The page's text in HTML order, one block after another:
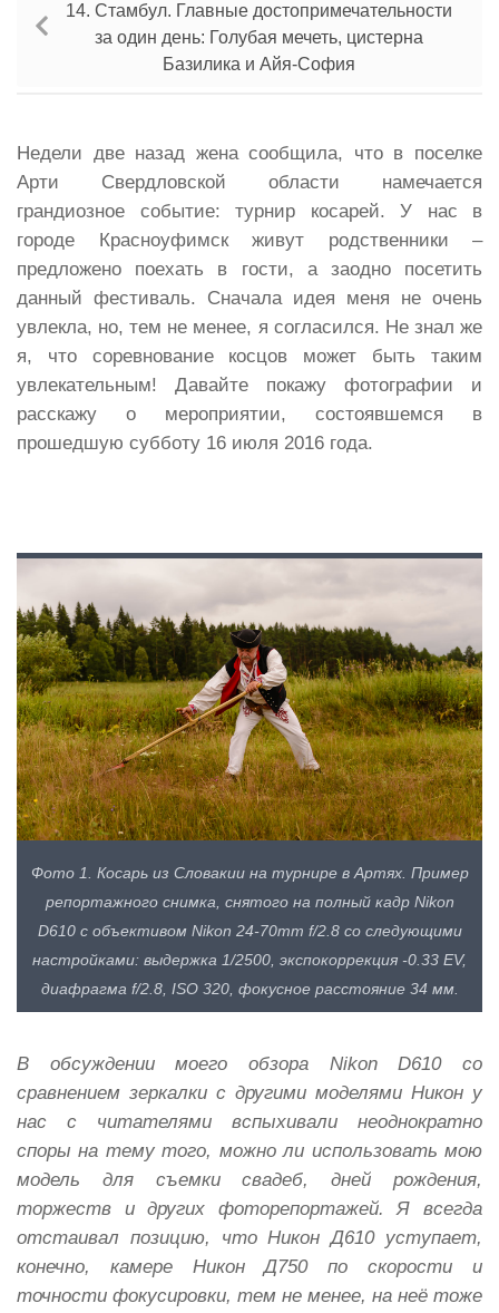
14. Стамбул. Главные достопримечательности
за один день: Голубая мечеть, цистерна
Базилика и Айя-София
Недели две назад жена сообщила, что в поселке
Арти Свердловской области намечается
грандиозное событие: турнир косарей. У нас в
городе Красноуфимск живут родственники –
предложено поехать в гости, а заодно посетить
данный фестиваль. Сначала идея меня не очень
увлекла, но, тем не менее, я согласился. Не знал же
я, что соревнование косцов может быть таким
увлекательным! Давайте покажу фотографии и
расскажу о мероприятии, состоявшемся в
прошедшую субботу 16 июля 2016 года.
Фото 1. Косарь из Словакии на турнире в Артях. Пример
репортажного снимка, снятого на полный кадр Nikon
D610 с объективом Nikon 24-70mm f/2.8 со следующими
настройками: выдержка 1/2500, экспокоррекция -0.33 EV,
диафрагма f/2.8, ISO 320, фокусное расстояние 34 мм.
В обсуждении моего обзора Nikon D610 со
сравнением зеркалки с другими моделями Никон у
нас с читателями вспыхивали неоднократно
споры на тему того, можно ли использовать мою
модель для съемки свадеб, дней рождения,
торжеств и других фоторепортажей. Я всегда
отстаивал позицию, что Никон Д610 уступает,
конечно, камере Никон Д750 по скорости и
точности фокусировки, тем не менее, на неё тоже